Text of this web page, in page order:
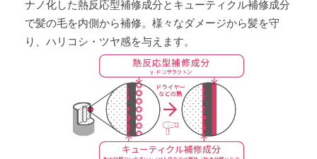
ナノ化した熱反応型補修成分とキューティクル補修成分
で髪の毛を内側から補修。様々なダメージから髪を守
り、ハリコシ・ツヤ感を与えます。